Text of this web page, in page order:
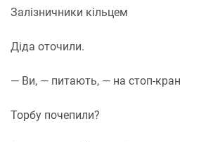
Залізничники кільцем
Діда оточили.
— Ви, — питають, — на стоп-кран
Торбу почепили?